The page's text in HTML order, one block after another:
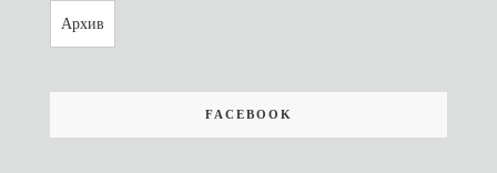
Архив
FACEBOOK